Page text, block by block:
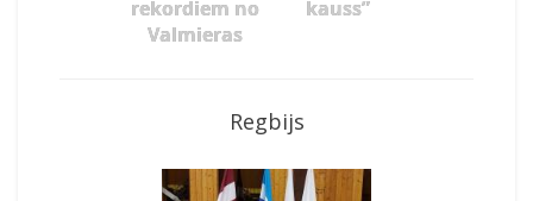
rekordiem no
Valmieras
kauss”
Regbijs